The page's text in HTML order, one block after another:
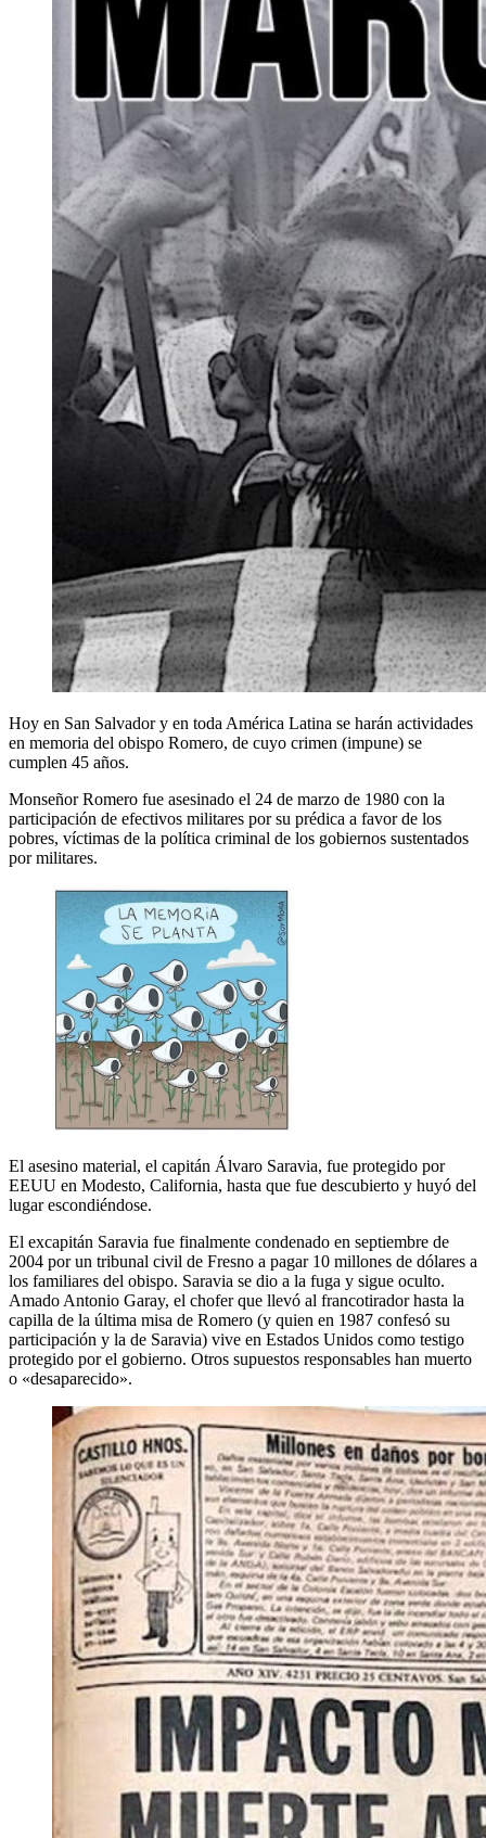
Hoy en San Salvador y en toda América Latina se harán actividades
en memoria del obispo Romero, de cuyo crimen (impune) se
cumplen 45 años.
Monseñor Romero fue asesinado el 24 de marzo de 1980 con la
participación de efectivos militares por su prédica a favor de los
pobres, víctimas de la política criminal de los gobiernos sustentados
por militares.
El asesino material, el capitán Álvaro Saravia, fue protegido por
EEUU en Modesto, California, hasta que fue descubierto y huyó del
lugar escondiéndose.
El excapitán Saravia fue finalmente condenado en septiembre de
2004 por un tribunal civil de Fresno a pagar 10 millones de dólares a
los familiares del obispo. Saravia se dio a la fuga y sigue oculto.
Amado Antonio Garay, el chofer que llevó al francotirador hasta la
capilla de la última misa de Romero (y quien en 1987 confesó su
participación y la de Saravia) vive en Estados Unidos como testigo
protegido por el gobierno. Otros supuestos responsables han muerto
o «desaparecido».